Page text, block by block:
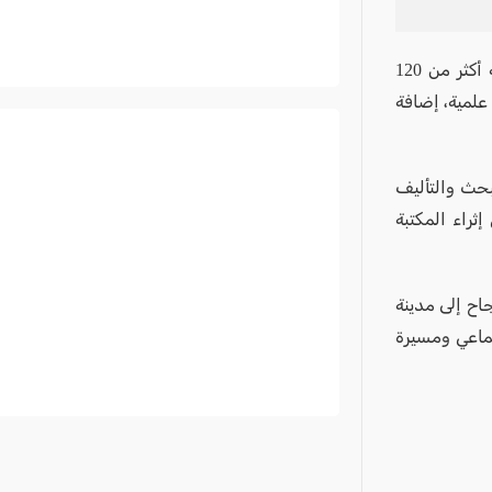
ويأتي هذا الاستحقاق تتويجًا لرحلة علمية مثمرة، قدّم خلالها البروفيسور نعامنة أكثر من 120
إضافة
والتأليف
المكتبة
إلى مدينة
ومسيرة